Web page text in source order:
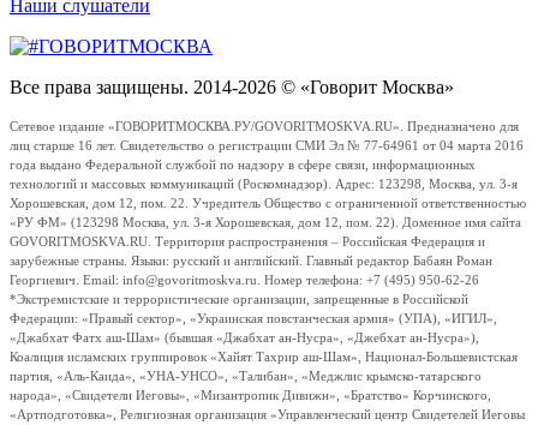
Наши слушатели
Все права защищены. 2014-2026 © «Говорит Москва»
Сетевое издание «ГОВОРИТМОСКВА.РУ/GOVORITMOSKVA.RU». Предназначено для
лиц старше 16 лет. Свидетельство о регистрации СМИ Эл № 77-64961 от 04 марта 2016
года выдано Федеральной службой по надзору в сфере связи, информационных
технологий и массовых коммуникаций (Роскомнадзор). Адрес: 123298, Москва, ул. 3-я
Хорошевская, дом 12, пом. 22. Учредитель Общество с ограниченной ответственностью
«РУ ФМ» (123298 Москва, ул. 3-я Хорошевская, дом 12, пом. 22). Доменное имя сайта
GOVORITMOSKVA.RU. Территория распространения – Российская Федерация и
зарубежные страны. Языки: русский и английский. Главный редактор Бабаян Роман
Георгиевич. Email: info@govoritmoskva.ru. Номер телефона: +7 (495) 950-62-26
*Экстремистские и террористические организации, запрещенные в Российской
Федерации: «Правый сектор», «Украинская повстанческая армия» (УПА), «ИГИЛ»,
«Джабхат Фатх аш-Шам» (бывшая «Джабхат ан-Нусра», «Джебхат ан-Нусра»),
Коалиция исламских группировок «Хайят Тахрир аш-Шам», Национал-Большевистская
партия, «Аль-Каида», «УНА-УНСО», «Талибан», «Меджлис крымско-татарского
народа», «Свидетели Иеговы», «Мизантропик Дивижн», «Братство» Корчинского,
«Артподготовка», Религиозная организация «Управленческий центр Свидетелей Иеговы